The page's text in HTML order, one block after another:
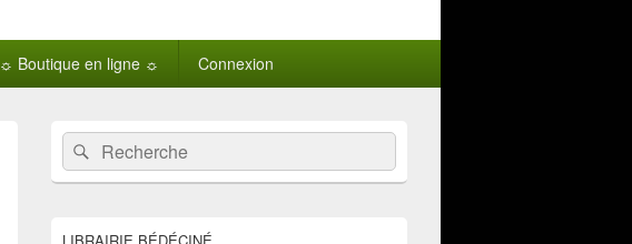
☼ Boutique en ligne ☼ Connexion
Zone
principale
de
widget
Recherche :Rechercher